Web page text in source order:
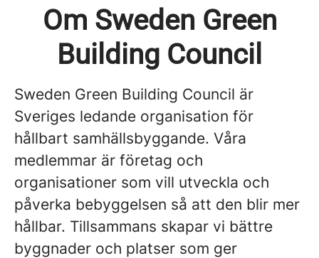
Om Sweden Green
Building Council
Sweden Green Building Council är
Sveriges ledande organisation för
hållbart samhällsbyggande. Våra
medlemmar är företag och
organisationer som vill utveckla och
påverka bebyggelsen så att den blir mer
hållbar. Tillsammans skapar vi bättre
byggnader och platser som ger